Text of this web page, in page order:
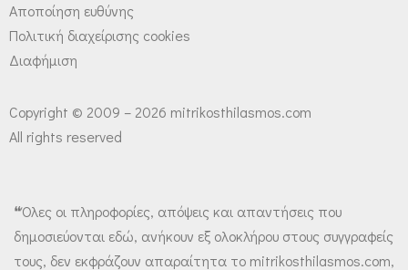
Αποποίηση ευθύνης
Πολιτική διαχείρισης cookies
Διαφήμιση
Copyright © 2009 – 2026 mitrikosthilasmos.com
All rights reserved
❝Όλες οι πληροφορίες, απόψεις και απαντήσεις που
δημοσιεύονται εδώ, ανήκουν εξ ολοκλήρου στους συγγραφείς
τους, δεν εκφράζουν απαραίτητα το mitrikosthilasmos.com,